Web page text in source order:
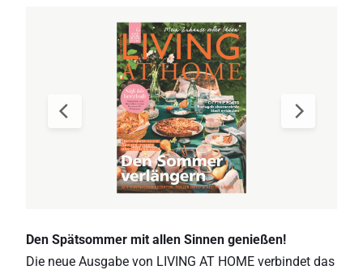
Den Spätsommer mit allen Sinnen genießen!
Die neue Ausgabe von LIVING AT HOME verbindet das